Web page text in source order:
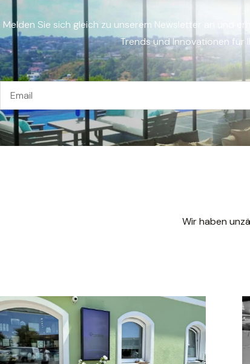
Melden Sie sich gleich zu unserem Newsletter an und
Trends und Innovationen für
Wir haben